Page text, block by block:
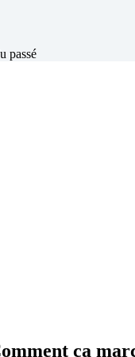
passé
ça